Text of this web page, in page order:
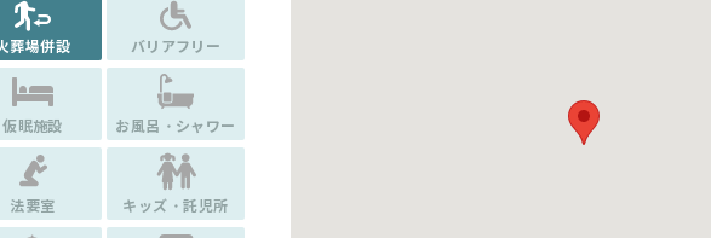
葬場併設 バリアフリー
仮眠施設 お風呂・シャワー
法要室 キッズ・託児所